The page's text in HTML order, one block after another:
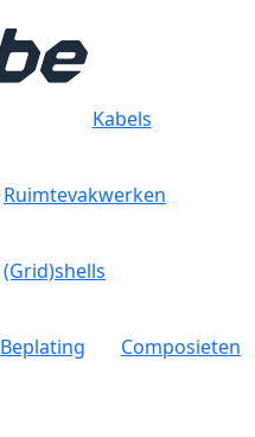
Kabels
Ruimtevakwerken
(Grid)shells
Beplating
Composieten